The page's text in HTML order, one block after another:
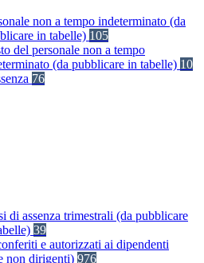
non a tempo indeterminato (da
in tabelle) 105
del personale non a tempo
(da pubblicare in tabelle) 10
76
di assenza trimestrali (da pubblicare
39
e autorizzati ai dipendenti
non dirigenti) 976